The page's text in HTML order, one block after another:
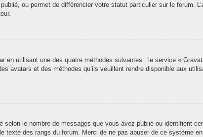
ou permet de différencier votre statut particulier sur le forum.
en utilisant une des quatre méthodes suivantes : le service «
avatars et des méthodes qu’ils veuillent rendre disponible aux
le nombre de messages que vous avez publié ou identifient
des rangs du forum. Merci de ne pas abuser de ce système